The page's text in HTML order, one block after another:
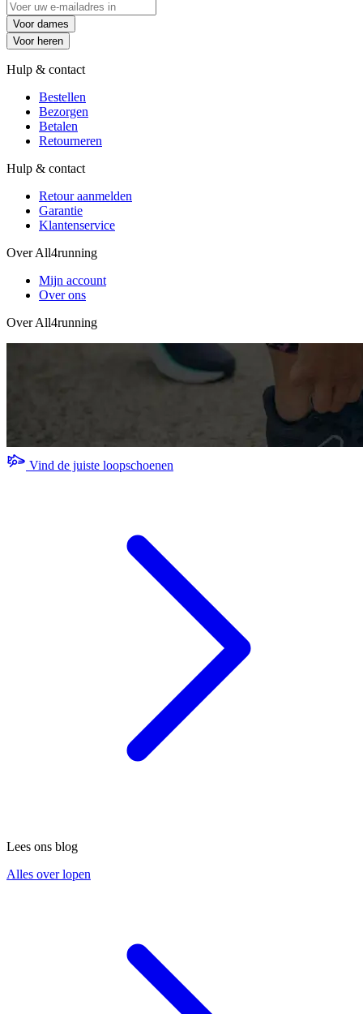
Voor dames
Voor heren
Hulp & contact
Bestellen
Bezorgen
Betalen
Retourneren
Hulp & contact
Retour aanmelden
Garantie
Klantenservice
Over All4running
Mijn account
Over ons
Over All4running
Vind de juiste loopschoenen
Lees ons blog
Alles over lopen